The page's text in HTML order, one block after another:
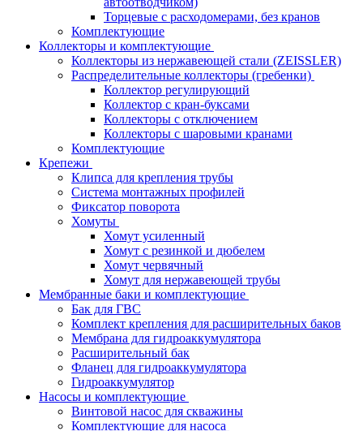
Торцевые с расходомерами, без кранов
Комплектующие
Коллекторы и комплектующие
Коллекторы из нержавеющей стали (ZEISSLER)
Распределительные коллекторы (гребенки)
Коллектор регулирующий
Коллектор с кран-буксами
Коллекторы с отключением
Коллекторы с шаровыми кранами
Комплектующие
Крепежи
Клипса для крепления трубы
Система монтажных профилей
Фиксатор поворота
Хомуты
Хомут усиленный
Хомут с резинкой и дюбелем
Хомут червячный
Хомут для нержавеющей трубы
Мембранные баки и комплектующие
Бак для ГВС
Комплект крепления для расширительных баков
Мембрана для гидроаккумулятора
Расширительный бак
Фланец для гидроаккумулятора
Гидроаккумулятор
Насосы и комплектующие
Винтовой насос для скважины
Комплектующие для насоса